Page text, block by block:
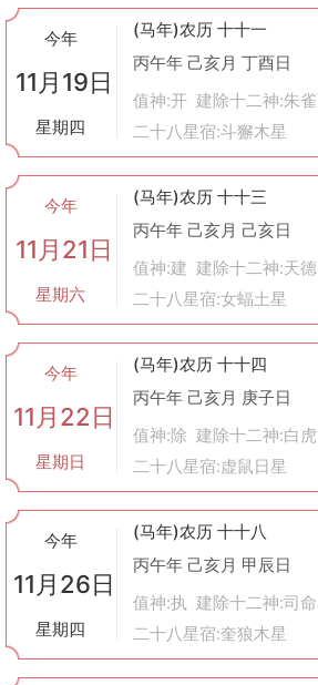
今年
11月19日
星期四
(马年)农历 十十一
丙午年 己亥月 丁酉日
值神:开 建除十二神:朱雀
二十八星宿:斗獬木星
今年
11月21日
星期六
(马年)农历 十十三
丙午年 己亥月 己亥日
值神:建 建除十二神:天德
二十八星宿:女蝠土星
今年
11月22日
星期日
(马年)农历 十十四
丙午年 己亥月 庚子日
值神:除 建除十二神:白虎
二十八星宿:虚鼠日星
今年
11月26日
星期四
(马年)农历 十十八
丙午年 己亥月 甲辰日
值神:执 建除十二神:司命
二十八星宿:奎狼木星